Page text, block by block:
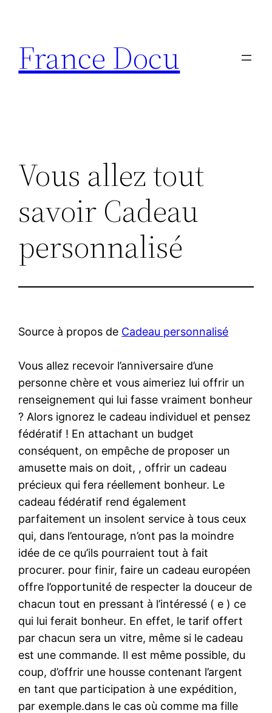
contenu
France Docu
Vous allez tout
savoir Cadeau
personnalisé
Source à propos de Cadeau personnalisé
Vous allez recevoir l’anniversaire d’une
personne chère et vous aimeriez lui offrir un
renseignement qui lui fasse vraiment bonheur
? Alors ignorez le cadeau individuel et pensez
fédératif ! En attachant un budget
conséquent, on empêche de proposer un
amusette mais on doit, , offrir un cadeau
précieux qui fera réellement bonheur. Le
cadeau fédératif rend également
parfaitement un insolent service à tous ceux
qui, dans l’entourage, n’ont pas la moindre
idée de ce qu’ils pourraient tout à fait
procurer. pour finir, faire un cadeau européen
offre l’opportunité de respecter la douceur de
chacun tout en pressant à l’intéressé ( e ) ce
qui lui ferait bonheur. En effet, le tarif offert
par chacun sera un vitre, même si le cadeau
est une commande. Il est même possible, du
coup, d’offrir une housse contenant l’argent
en tant que participation à une expédition,
par exemple.dans le cas où comme ma fille